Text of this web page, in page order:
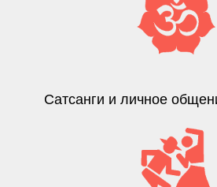
Сатсанги и личное